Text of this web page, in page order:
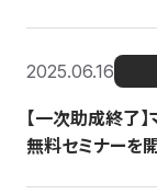
2025.06.16
【一次助成終了
無料セミナーを